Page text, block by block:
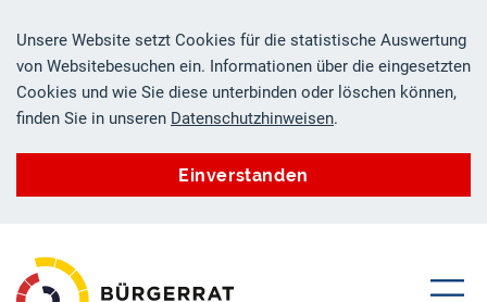
Unsere Website setzt Cookies für die statistische Auswertung
von Websitebesuchen ein. Informationen über die eingesetzten
Cookies und wie Sie diese unterbinden oder löschen können,
finden Sie in unseren Datenschutzhinweisen.
Einverstanden
ZUR SUCHE SPRINGEN